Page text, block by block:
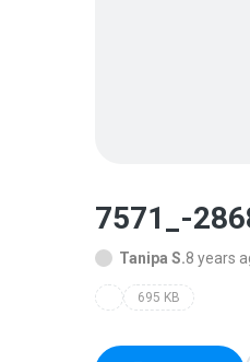
7571_-
Tanipa S.8 years
695 KB